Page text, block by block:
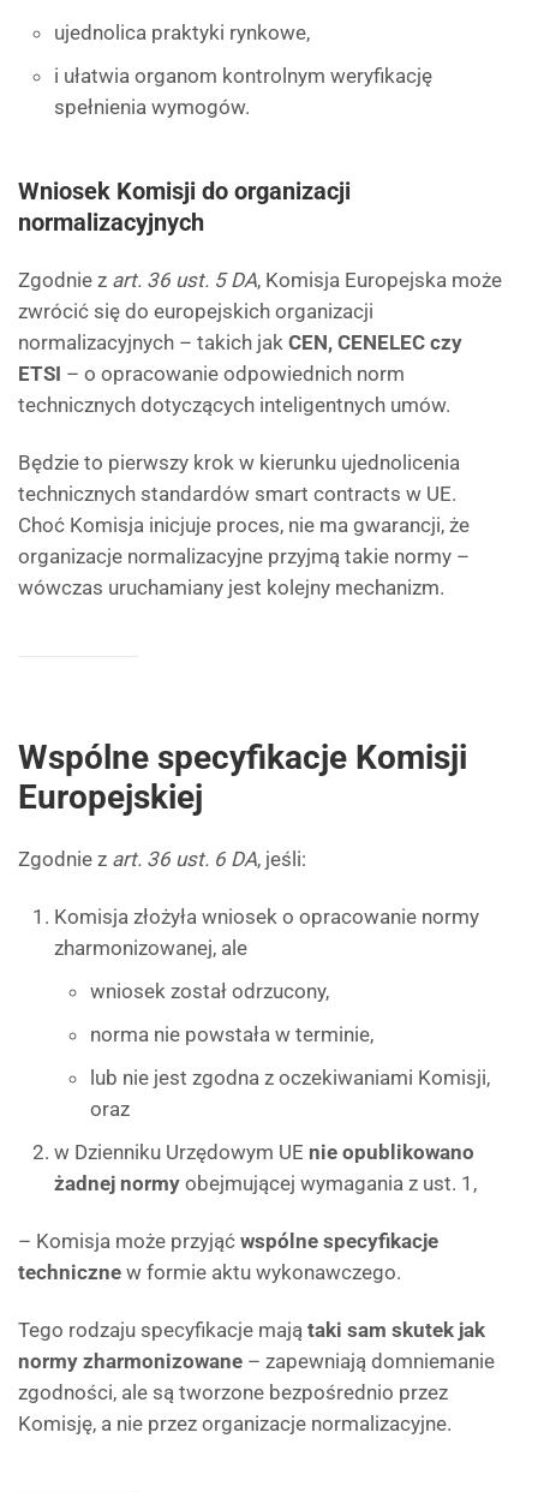
ujednolica praktyki rynkowe,
i ułatwia organom kontrolnym weryfikację
spełnienia wymogów.
Wniosek Komisji do organizacji
normalizacyjnych
Zgodnie z art. 36 ust. 5 DA, Komisja Europejska może
zwrócić się do europejskich organizacji
normalizacyjnych – takich jak CEN, CENELEC czy
ETSI – o opracowanie odpowiednich norm
technicznych dotyczących inteligentnych umów.
Będzie to pierwszy krok w kierunku ujednolicenia
technicznych standardów smart contracts w UE.
Choć Komisja inicjuje proces, nie ma gwarancji, że
organizacje normalizacyjne przyjmą takie normy –
wówczas uruchamiany jest kolejny mechanizm.
Wspólne specyfikacje Komisji
Europejskiej
Zgodnie z art. 36 ust. 6 DA, jeśli:
Komisja złożyła wniosek o opracowanie normy
zharmonizowanej, ale
wniosek został odrzucony,
norma nie powstała w terminie,
lub nie jest zgodna z oczekiwaniami Komisji,
oraz
w Dzienniku Urzędowym UE nie opublikowano
żadnej normy obejmującej wymagania z ust. 1,
– Komisja może przyjąć wspólne specyfikacje
techniczne w formie aktu wykonawczego.
Tego rodzaju specyfikacje mają taki sam skutek jak
normy zharmonizowane – zapewniają domniemanie
zgodności, ale są tworzone bezpośrednio przez
Komisję, a nie przez organizacje normalizacyjne.